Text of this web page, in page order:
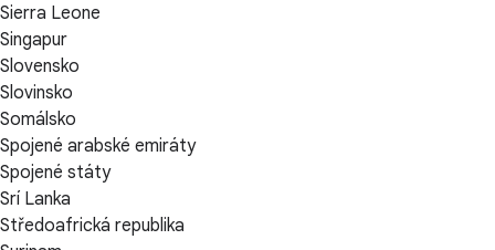
Sierra Leone
Singapur
Slovensko
Slovinsko
Somálsko
Spojené arabské emiráty
Spojené státy
Srí Lanka
Středoafrická republika